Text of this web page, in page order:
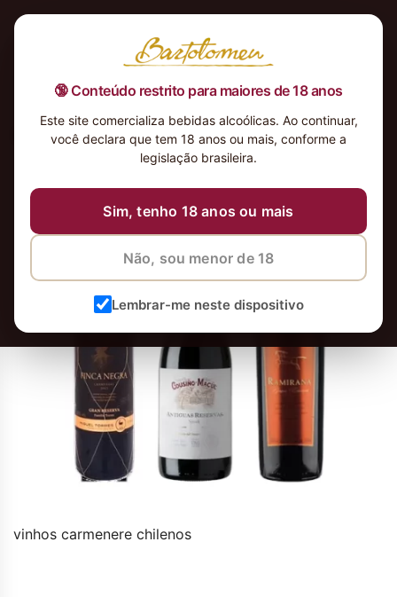
🔞 Conteúdo restrito para maiores de 18 anos
Este site comercializa bebidas alcoólicas. Ao continuar,
você declara que tem 18 anos ou mais, conforme a
legislação brasileira.
Sim, tenho 18 anos ou mais
Não, sou menor de 18
Lembrar-me neste dispositivo
icones-chilenos-renomados
vinhos carmenere chilenos